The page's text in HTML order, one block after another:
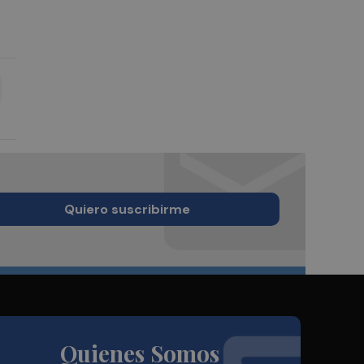
Quiero suscribirme
Quienes Somos